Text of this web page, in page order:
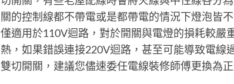
關的控制線都不帶電或是都帶電的情況下燈泡皆
僅適用於110V迴路，對於開關與電燈的損耗較嚴
熱，如果錯誤連接220V迴路，甚至可能導致電線
雙切開關，建議您儘速委任電線裝修師傅更換為正